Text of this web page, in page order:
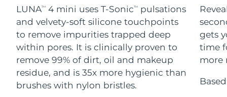
LUNATM 4 mini uses T-SonicTM
pulsations
and velvety-soft silicone touchpoints
to remove impurities trapped deep
within pores. It is clinically proven to
remove 99% of dirt, oil and makeup
residue, and is 35x more hygienic than
brushes with nylon bristles.
gets
time
more
All revitalizing eye massagers
Advanced pore care essentials
Serum
issa™ Teeth Whitening Gel
18% PAP
Kosmetyki Mężczyźni
Kupuj
Gibraltar
8/13/26
Grecja
Oczekiwany czas dostawy
8/9/26
SRA Hongkong
(Chiny)
Oczekiwany czas dostawy